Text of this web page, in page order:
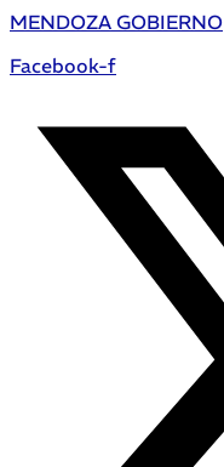
MENDOZA GOBIERNO
Facebook-f